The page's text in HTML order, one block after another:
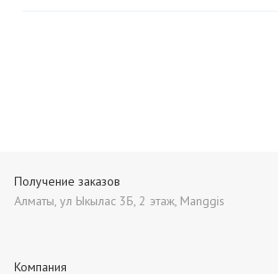
Получение заказов
Алматы, ул Ыкылас 3Б, 2 этаж, Manggis
Компания